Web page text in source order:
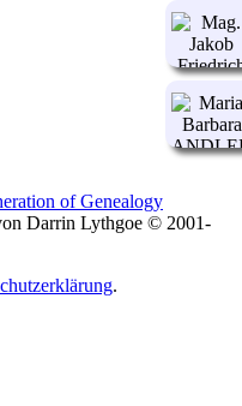
of Genealogy
Darrin Lythgoe © 2001-
.